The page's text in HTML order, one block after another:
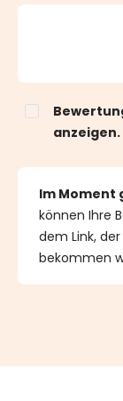
anzeigen.
Im Moment
können Ihre
dem Link,
bekommen